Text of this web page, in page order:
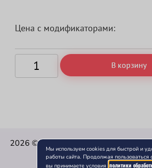
Цена с модификаторами:
В корзину
2026 © Ниндзя — Доставка Вкусной
Мы используем cookies для быстрой и
работы сайта. Продолжая пользоваться
вы принимаете условия политики